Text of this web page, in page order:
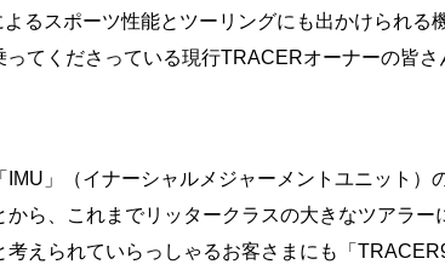
よるスポーツ性能とツーリングにも出かけられ
てくださっている現行TRACERオーナーの皆
IMU」（イナーシャルメジャーメントユニット
ら、これまでリッタークラスの大きなツアラ
えられていらっしゃるお客さまにも「